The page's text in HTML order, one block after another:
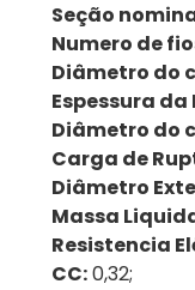
Seção
Numero de
Diâmetro do
Espessura
Diâmetro do
Carga de
Diâmetro
Massa
Resistencia
CC:0,32;